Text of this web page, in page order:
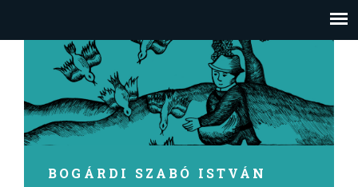
BOGÁRDI SZABÓ ISTVÁN